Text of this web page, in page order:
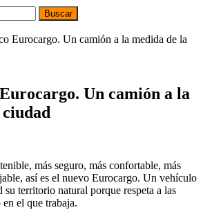
Eurocargo. Un camión a la medida de la
Un camión a la
más seguro, más confortable, más
así es el nuevo Eurocargo. Un vehículo
su territorio natural porque respeta a las
el que trabaja.